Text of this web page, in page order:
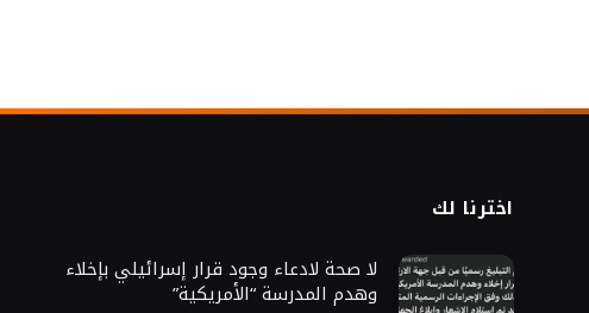
اخترنا لك
لا صحة لادعاء وجود قرار إسرائيلي بإخلاء
وهدم المدرسة “الأمريكية”